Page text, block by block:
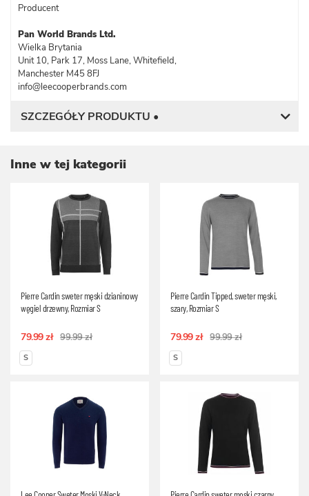
Producent
Pan World Brands Ltd.
Wielka Brytania
Unit 10, Park 17, Moss Lane, Whitefield,
Manchester M45 8FJ
info@leecooperbrands.com
SZCZEGÓŁY PRODUKTU •
Inne w tej kategorii
Pierre Cardin sweter męski dzianinowy
węgiel drzewny, Rozmiar S
79.99 zł 99.99 zł
S
Pierre Cardin Tipped, sweter męski,
szary, Rozmiar S
79.99 zł 99.99 zł
S